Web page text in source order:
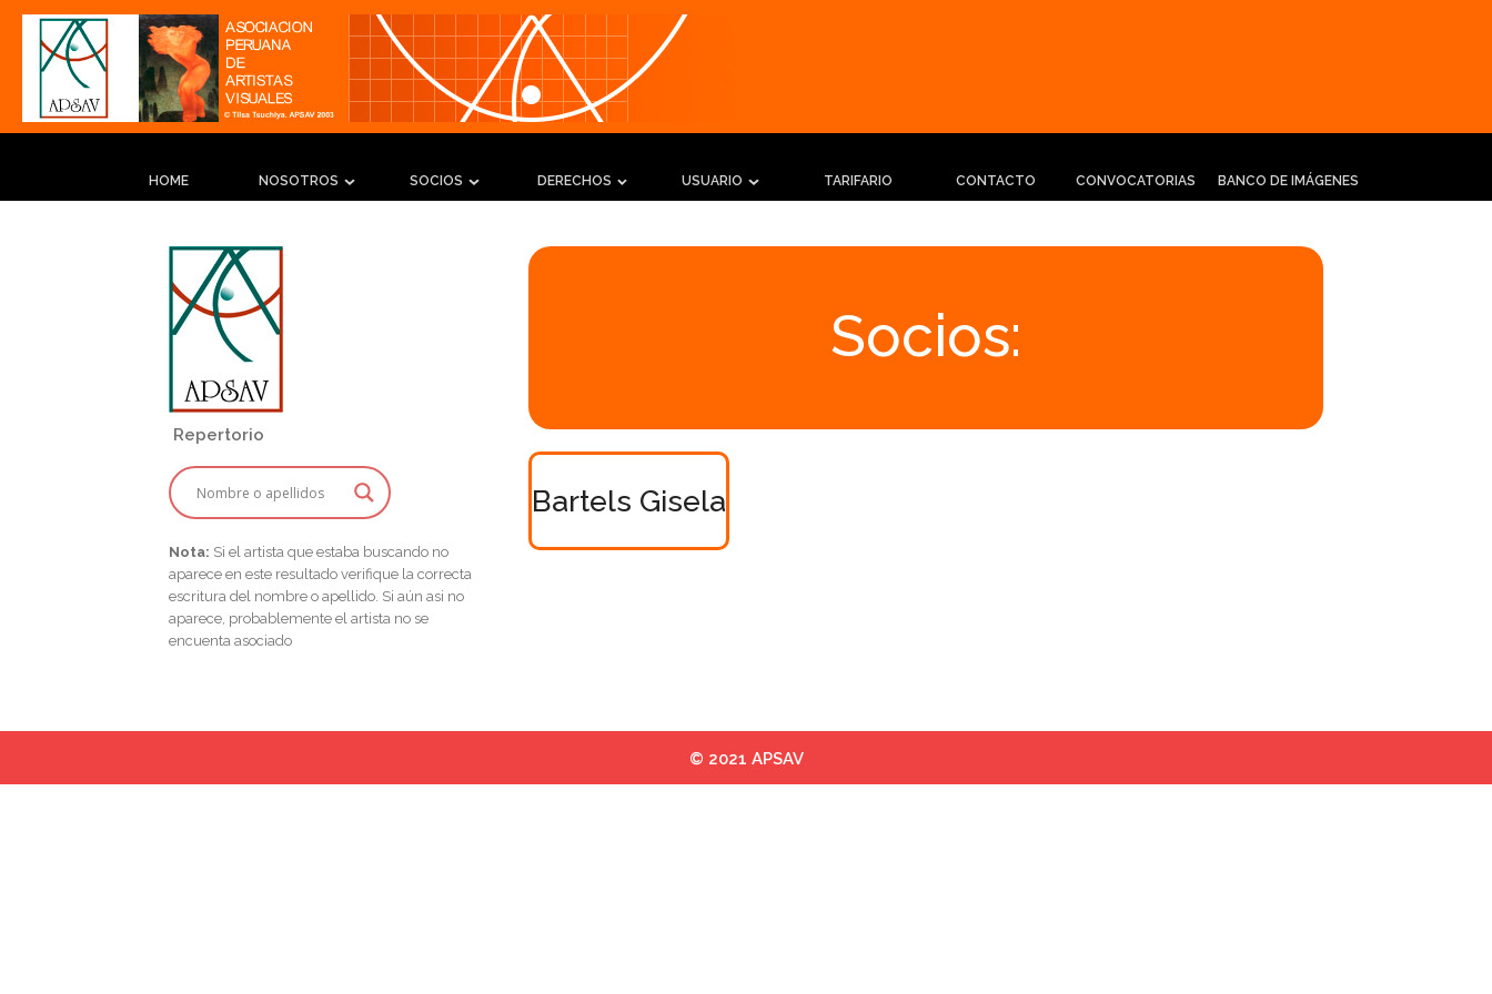
HOME NOSOTROS SOCIOS DERECHOS USUARIO TARIFARIO CONTACTO CONVOCATORIAS BANCO DE IMÁGENES
Repertorio
Nota: Si el artista que estaba buscando no
aparece en este resultado verifique la correcta
escritura del nombre o apellido. Si aún asi no
aparece, probablemente el artista no se
encuenta asociado
Socios:
Bartels Gisela
© 2021 APSAV